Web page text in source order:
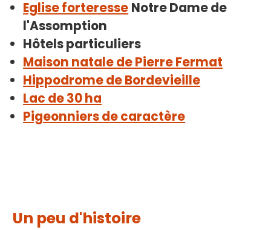
Eglise forteresse Notre Dame de
l'Assomption
Hôtels particuliers
Maison natale de Pierre Fermat
Hippodrome de Bordevieille
Lac de 30 ha
Pigeonniers de caractère
Un peu d'histoire